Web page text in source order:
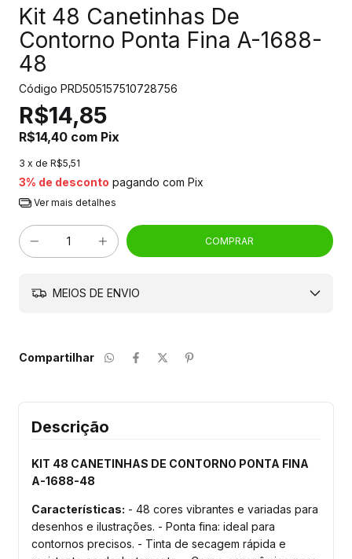
Kit 48 Canetinhas De
Contorno Ponta Fina A-1688-
48
Código PRD505157510728756
R$14,85
R$14,40 com Pix
3 x de R$5,51
3% de desconto pagando com Pix
Ver mais detalhes
MEIOS DE ENVIO
Compartilhar
Descrição
KIT 48 CANETINHAS DE CONTORNO PONTA FINA
A-1688-48
Características: - 48 cores vibrantes e variadas para
desenhos e ilustrações. - Ponta fina: ideal para
contornos precisos. - Tinta de secagem rápida e